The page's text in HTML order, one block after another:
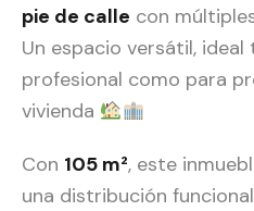
pie de calle con
Un espacio versátil,
profesional como para
vivienda
Con 105 m², este
una distribución